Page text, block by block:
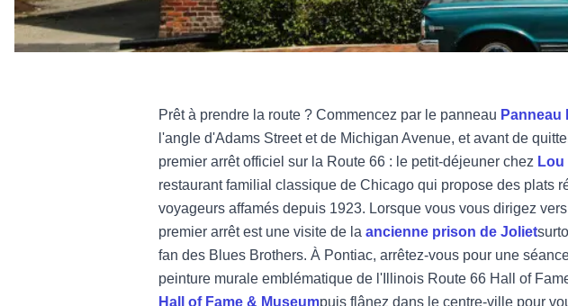
Prêt à prendre la route ? Commencez par le panneau Panneau
l'angle d'Adams Street et de Michigan Avenue, et avant de
premier arrêt officiel sur la Route 66 : le petit-déjeuner chez
restaurant familial classique de Chicago qui propose des plats
voyageurs affamés depuis 1923. Lorsque vous vous dirigez
premier arrêt est une visite de la ancienne prison de Joliet
fan des Blues Brothers. À Pontiac, arrêtez-vous pour une
peinture murale emblématique de l'Illinois Route 66 Hall of
Hall of Fame & Museumpuis flânez dans le centre-ville pour